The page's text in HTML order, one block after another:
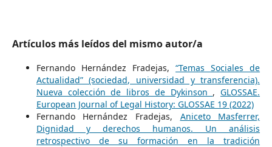
Artículos más leídos del mismo autor/a
Fernando Hernández Fradejas,“Temas Sociales de
Actualidad” (sociedad, universidad y transferencia).
Nueva colección de libros de Dykinson ,GLOSSAE.
European Journal of Legal History: GLOSSAE 19 (2022)
Fernando Hernández Fradejas, Aniceto Masferrer,
Dignidad y derechos humanos. Un análisis
retrospectivo de su formación en la tradición